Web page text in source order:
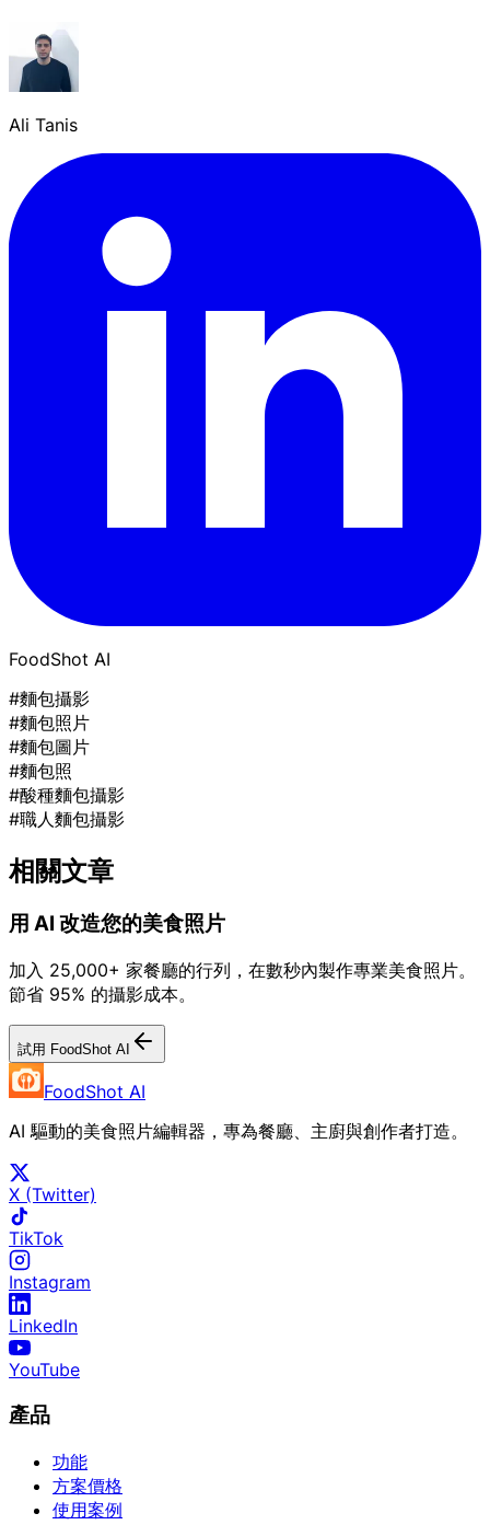
Ali Tanis
FoodShot AI
#麵包攝影
#麵包照片
#麵包圖片
#麵包照
#酸種麵包攝影
#職人麵包攝影
相關文章
用 AI 改造您的美食照片
加入 25,000+ 家餐廳的行列，在數秒內製作專業美食照片。
節省 95% 的攝影成本。
試用 FoodShot AI
FoodShot AI
AI 驅動的美食照片編輯器，專為餐廳、主廚與創作者打造。
X (Twitter)
TikTok
Instagram
LinkedIn
YouTube
產品
功能
方案價格
使用案例